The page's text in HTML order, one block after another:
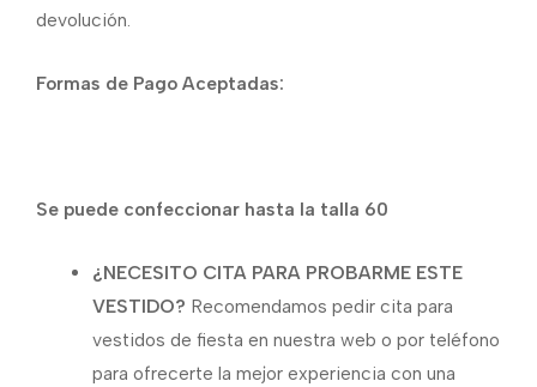
devolución.
Formas de Pago Aceptadas:
Se puede confeccionar hasta la talla 60
¿NECESITO CITA PARA PROBARME ESTE
VESTIDO? Recomendamos pedir cita para
vestidos de fiesta en nuestra web o por teléfono
para ofrecerte la mejor experiencia con una